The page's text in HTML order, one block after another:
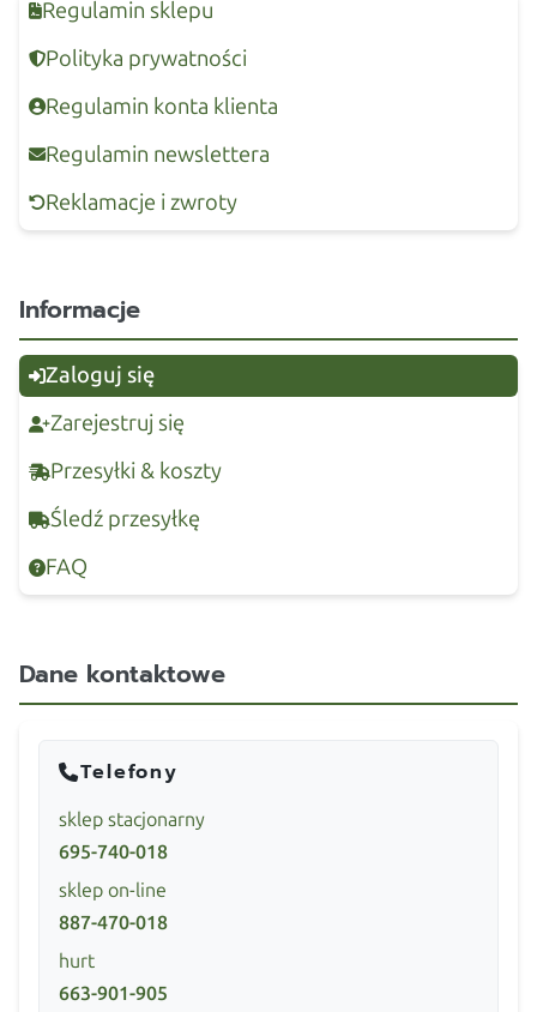
Regulamin sklepu
Polityka prywatności
Regulamin konta klienta
Regulamin newslettera
Reklamacje i zwroty
Informacje
Zaloguj się
Zarejestruj się
Przesyłki & koszty
Śledź przesyłkę
FAQ
Dane kontaktowe
Telefony
sklep stacjonarny
695-740-018
sklep on-line
887-470-018
hurt
663-901-905